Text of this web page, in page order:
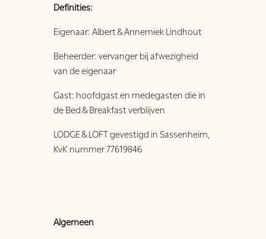
Definities:
Eigenaar: Albert & Annemiek Lindhout
Beheerder: vervanger bij afwezigheid
van de eigenaar
Gast: hoofdgast en medegasten die in
de Bed & Breakfast verblijven
LODGE & LOFT gevestigd in Sassenheim,
KvK nummer 77619846
Algemeen